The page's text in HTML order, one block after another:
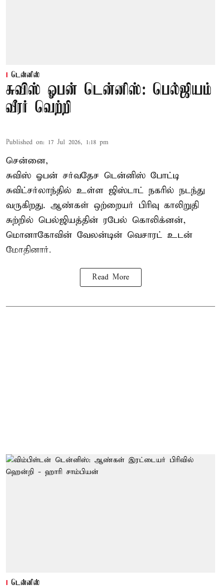
டென்னிஸ்
சுவிஸ் ஓபன் டென்னிஸ்: பெல்ஜியம்
வீரர் வெற்றி
Published on: 17 Jul 2026, 1:18 pm
சென்னை,
சுவிஸ் ஓபன் சர்வதேச டென்னிஸ் போட்டி
சுவிட்சர்லாந்தில் உள்ள ஜிஸ்டாட் நகரில் நடந்து
வருகிறது. ஆண்கள் ஒற்றையர் பிரிவு காலிறுதி
சுற்றில் பெல்ஜியத்தின் ரபேல் கொலிக்னன்,
மொனாகோவின் வேலன்டின் வெசாரட் உடன்
மோதினார்.
Read More
டென்னிஸ்